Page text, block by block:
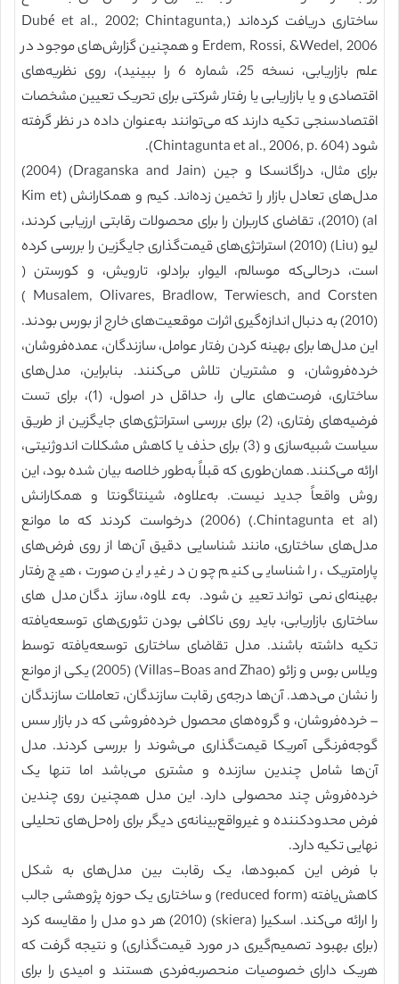
ساختاری دریافت کرده‌اند (Dubé et al., 2002; Chintagunta,
Erdem, Rossi, &Wedel, 2006 و همچنین گزارش‌های موجود در
علم بازاریابی، نسخه 25، شماره 6 را ببینید)، روی نظریه‌های
اقتصادی و یا بازاریابی یا رفتار شرکتی برای تحریک تعیین مشخصات
اقتصادسنجی تکیه دارند که می‌توانند به‌عنوان داده در نظر گرفته
شود (Chintagunta et al., 2006, p. 604).
برای مثال، دراگانسکا و جین (Draganska and Jain) (2004)
مدل‌های تعادل بازار را تخمین زده‌اند. کیم و همکارانش (Kim et
al) (2010)، تقاضای کاربران را برای محصولات رقابتی ارزیابی کردند،
لیو (Liu) (2010) استراتژی‌های قیمت‌گذاری جایگزین را بررسی کرده
است، درحالی‌که موسالم، الیوار، برادلو، تارویش، و کورستن (
Musalem, Olivares, Bradlow, Terwiesch, and Corsten )
(2010) به دنبال اندازه‌گیری اثرات موقعیت‌های خارج از بورس بودند.
این مدل‌ها برای بهینه کردن رفتار عوامل، سازندگان، عمده‌فروشان،
خرده‌فروشان، و مشتریان تلاش می‌کنند. بنابراین، مدل‌های
ساختاری، فرصت‌های عالی را، حداقل در اصول، (1)، برای تست
فرضیه‌های رفتاری، (2) برای بررسی استراتژی‌های جایگزین از طریق
سیاست شبیه‌سازی و (3) برای حذف یا کاهش مشکلات اندوژنیتی،
ارائه می‌کنند. همان‌طوری که قبلاً به‌طور خلاصه بیان شده بود، این
روش واقعاً جدید نیست. به‌علاوه، شینتاگونتا و همکارانش
(Chintagunta et al.) (2006) درخواست کردند که ما موانع
مدل‌های ساختاری، مانند شناسایی دقیق آن‌ها از روی فرض‌های
پارامتریک، را شناسایی کنیم چون در غیر این صورت، هیچ رفتار
بهینه‌ای نمی‌تواند تعیین شود. به‌علاوه، سازندگان مدل‌های
ساختاری بازاریابی، باید روی ناکافی بودن تئوری‌های توسعه‌یافته
تکیه داشته باشند. مدل تقاضای ساختاری توسعه‌یافته توسط
ویلاس بوس و زائو (Villas-Boas and Zhao) (2005) یکی از موانع
را نشان می‌دهد. آن‌ها درجه‌ی رقابت سازندگان، تعاملات سازندگان
– خرده‌فروشان، و گروه‌های محصول خرده‌فروشی که در بازار سس
گوجه‌فرنگی آمریکا قیمت‌گذاری می‌شوند را بررسی کردند. مدل
آن‌ها شامل چندین سازنده و مشتری می‌باشد اما تنها یک
خرده‌فروش چند محصولی دارد. این مدل همچنین روی چندین
فرض محدودکننده و غیرواقع‌بینانه‌ی دیگر برای راه‌حل‌های تحلیلی
نهایی تکیه دارد.
با فرض این کمبودها، یک رقابت بین مدل‌های به شکل
کاهش‌یافته (reduced form) و ساختاری یک حوزه پژوهشی جالب
را ارائه می‌کند. اسکیرا (skiera) (2010) هر دو مدل را مقایسه کرد
(برای بهبود تصمیم‌گیری در مورد قیمت‌گذاری) و نتیجه گرفت که
هریک دارای خصوصیات منحصربه‌فردی هستند و امیدی را برای